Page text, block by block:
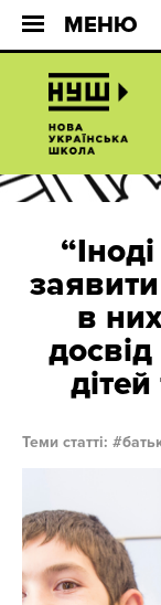
МЕНЮ
в
Теми статті: